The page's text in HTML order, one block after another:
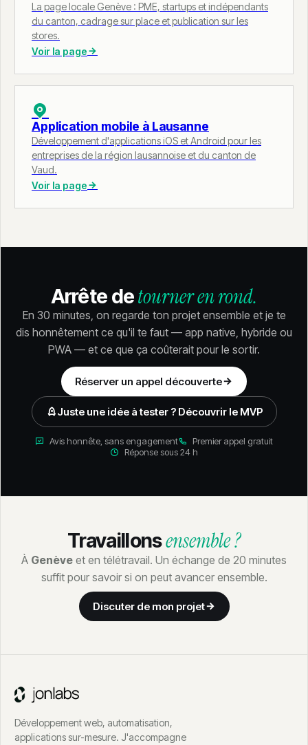
La page locale Genève : PME, startups et indépendants
du canton, cadrage sur place et publication sur les
stores.
Voir la page
Application mobile à Lausanne
Développement d'applications iOS et Android pour les
entreprises de la région lausannoise et du canton de
Vaud.
Voir la page
Arrête detourner en rond.
En 30 minutes, on regarde ton projet ensemble et je te
dis honnêtement ce qu'il te faut — app native, hybride ou
PWA — et ce que ça coûterait pour le sortir.
Réserver un appel découverte
Juste une idée à tester ? Découvrir le MVP
Avis honnête, sans engagement
Premier appel gratuit
Réponse sous 24 h
Travaillonsensemble ?
À Genève et en télétravail. Un échange de 20 minutes
suffit pour savoir si on peut avancer ensemble.
Discuter de mon projet
Développement web, automatisation,
applications sur-mesure. J'accompagne